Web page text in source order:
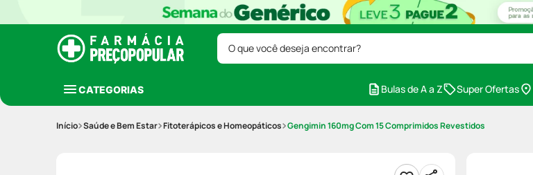
O que você deseja encontrar?
CATEGORIAS Bulas de A a Z Super Ofertas
Saúde e Bem Estar Fitoterápicos e Homeopáticos Gengimin 160mg Com 15 Comprimidos Revestidos